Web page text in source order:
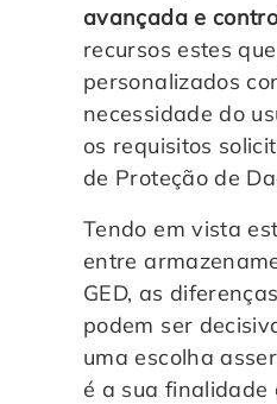
avançada e
recursos estes
personalizados
necessidade do
os requisitos
de Proteção de
Tendo em vista
entre
GED, as
podem ser
uma escolha
é a sua finalidade